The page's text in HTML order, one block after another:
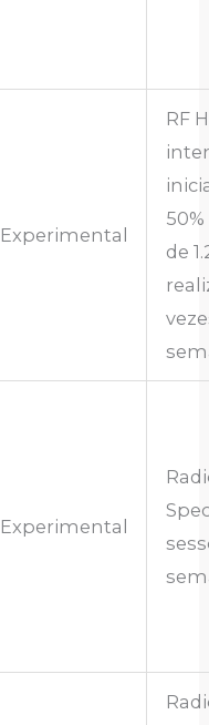
Experimental
RF
de
Experimental